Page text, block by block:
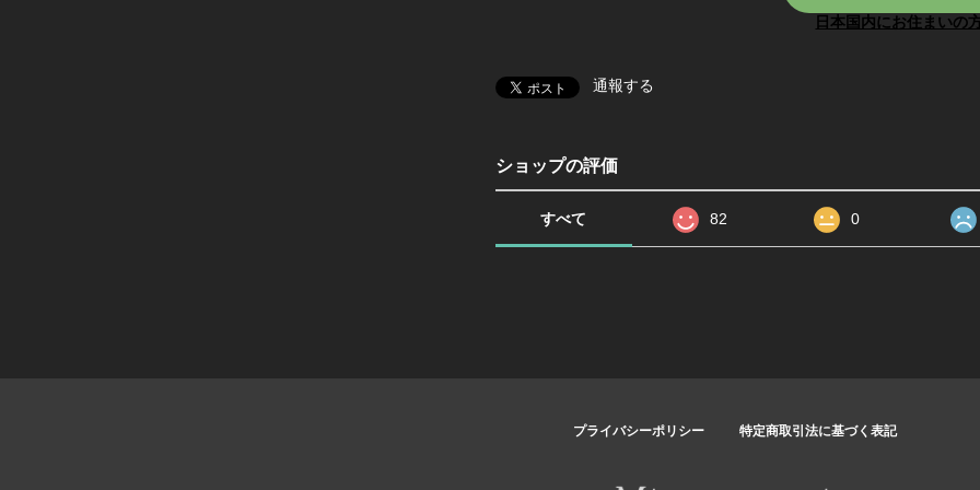
日本国内にお住まいの
通報する
ショップの評価
すべて 82 0
プライバシーポリシー 特定商取引法に基づく表記